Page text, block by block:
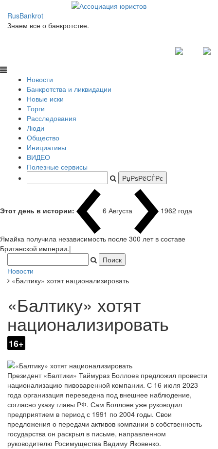
RusBankrot
Знаем все о банкротстве.
Новости
Банкротства и ликвидации
Новые иски
Торги
Расследования
Люди
Общество
Инициативы
ВИДЕО
Полезные сервисы
Этот день в истории: 6 Августа 1962 года
Ямайка получила независимость после 300 лет в составе
Британской империи.|
Новости
«Балтику» хотят национализировать
«Балтику» хотят
национализировать
16+
Президент «Балтики» Таймураз Боллоев предложил провести
национализацию пивоваренной компании. С 16 июля 2023
года организация переведена под внешнее наблюдение,
согласно указу главы РФ. Сам Боллоев уже руководил
предприятием в период с 1991 по 2004 годы. Свои
предложения о передачи активов компании в собственность
государства он раскрыл в письме, направленном
руководителю Росимущества Вадиму Яковенко.